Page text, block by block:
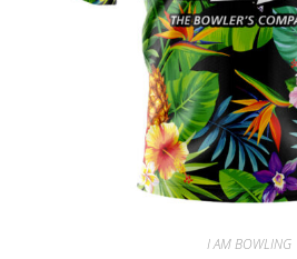
I AM BOWLING